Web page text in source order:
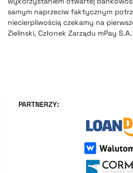
samym naprzeciw faktycznym
niecierpliwością czekamy na
Zielinski, Członek Zarządu mPay S.A.
PARTNERZY: